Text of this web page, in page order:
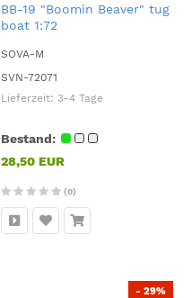
BB-19 "Boomin Beaver" tug
boat 1:72
SOVA-M
SVN-72071
Lieferzeit: 3-4 Tage
Bestand:
28,50 EUR
(0)
- 29%